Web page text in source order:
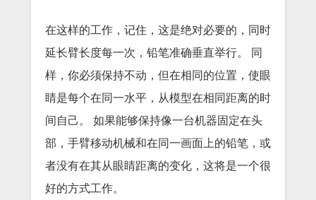
在这样的工作，记住，这是绝对必要的，同时
延长臂长度每一次，铅笔准确垂直举行。
同
样，你必须保持不动，但在相同的位置，使眼
睛是每个在同一水平，从模型在相同距离的时
间自己。
如果能够保持像一台机器固定在头
部，手臂移动机械和在同一画面上的铅笔，或
者没有在其从眼睛距离的变化，这将是一个很
好的方式工作。